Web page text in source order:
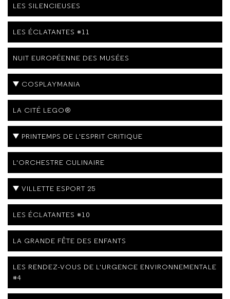
LES SILENCIEUSES
LES ÉCLATANTES #11
NUIT EUROPÉENNE DES MUSÉES
COSPLAYMANIA
LA CITÉ LEGO®
PRINTEMPS DE L'ESPRIT CRITIQUE
L'ORCHESTRE CULINAIRE
VILLETTE ESPORT 25
LES ÉCLATANTES #10
LA GRANDE FÊTE DES ENFANTS
LES RENDEZ-VOUS DE L'URGENCE ENVIRONNEMENTALE
#4